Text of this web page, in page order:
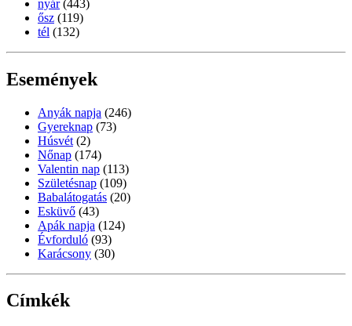
nyár (443)
ősz (119)
tél (132)
Események
Anyák napja (246)
Gyereknap (73)
Húsvét (2)
Nőnap (174)
Valentin nap (113)
Születésnap (109)
Babalátogatás (20)
Esküvő (43)
Apák napja (124)
Évforduló (93)
Karácsony (30)
Címkék